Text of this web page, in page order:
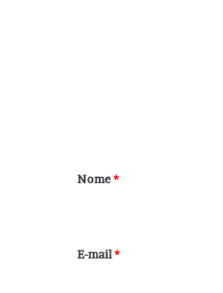
r
*
Nome*
E-mail*